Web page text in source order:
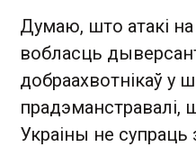
Думаю, што атакі
вобласць
добраахвотнікаў у
прадэманстравалі,
Украіны не